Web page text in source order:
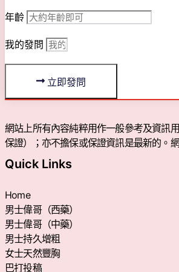
年齡
我的發問
立即發問
網站上所有內容純粹用作一般參考及資訊
保證）；亦不擔保或保證資訊是最新的。
Quick Links
Home
男士偉哥（西藥）
男士偉哥（中藥）
男士持久增粗
女士天然豐胸
巴打投稿